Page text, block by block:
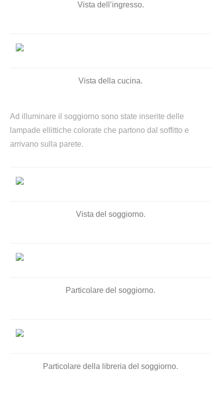
Vista dell’ingresso.
Vista della cucina.
Ad illuminare il soggiorno sono state inserite delle
lampade ellittiche colorate che partono dal soffitto e
arrivano sulla parete.
Vista del soggiorno.
Particolare del soggiorno.
Particolare della libreria del soggiorno.